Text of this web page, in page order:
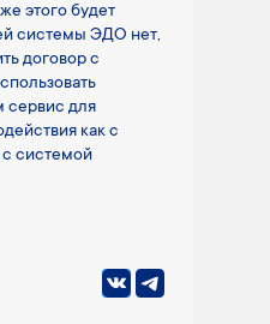
этого будет
системы ЭДО нет,
договор с
сервис для
как с
с системой